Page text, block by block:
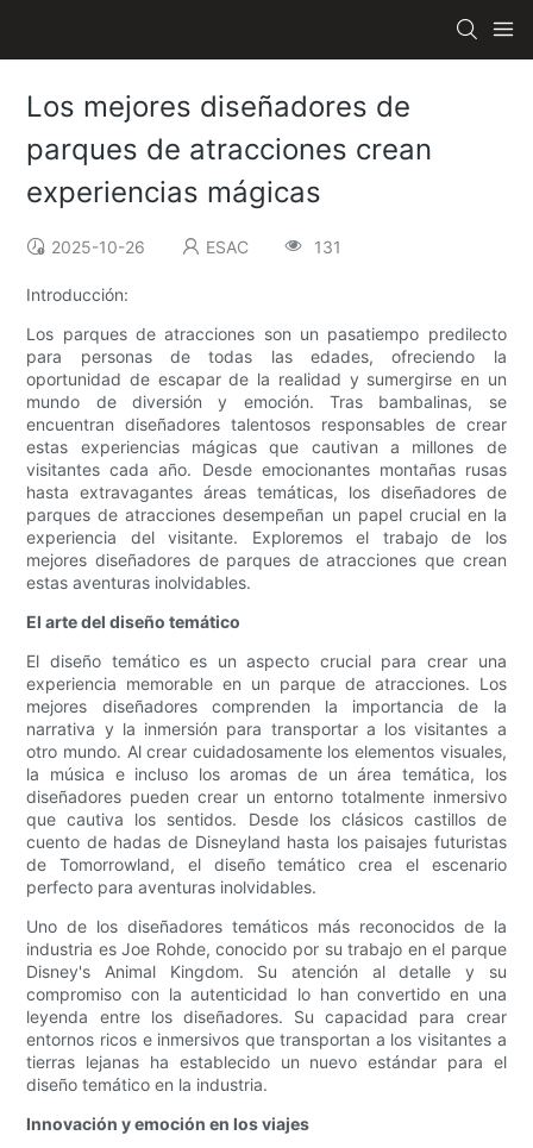
Los mejores diseñadores de
parques de atracciones crean
experiencias mágicas
2025-10-26 ESAC 131
Introducción:
Los parques de atracciones son un pasatiempo predilecto
para personas de todas las edades, ofreciendo la
oportunidad de escapar de la realidad y sumergirse en un
mundo de diversión y emoción. Tras bambalinas, se
encuentran diseñadores talentosos responsables de crear
estas experiencias mágicas que cautivan a millones de
visitantes cada año. Desde emocionantes montañas rusas
hasta extravagantes áreas temáticas, los diseñadores de
parques de atracciones desempeñan un papel crucial en la
experiencia del visitante. Exploremos el trabajo de los
mejores diseñadores de parques de atracciones que crean
estas aventuras inolvidables.
El arte del diseño temático
El diseño temático es un aspecto crucial para crear una
experiencia memorable en un parque de atracciones. Los
mejores diseñadores comprenden la importancia de la
narrativa y la inmersión para transportar a los visitantes a
otro mundo. Al crear cuidadosamente los elementos visuales,
la música e incluso los aromas de un área temática, los
diseñadores pueden crear un entorno totalmente inmersivo
que cautiva los sentidos. Desde los clásicos castillos de
cuento de hadas de Disneyland hasta los paisajes futuristas
de Tomorrowland, el diseño temático crea el escenario
perfecto para aventuras inolvidables.
Uno de los diseñadores temáticos más reconocidos de la
industria es Joe Rohde, conocido por su trabajo en el parque
Disney's Animal Kingdom. Su atención al detalle y su
compromiso con la autenticidad lo han convertido en una
leyenda entre los diseñadores. Su capacidad para crear
entornos ricos e inmersivos que transportan a los visitantes a
tierras lejanas ha establecido un nuevo estándar para el
diseño temático en la industria.
Innovación y emoción en los viajes